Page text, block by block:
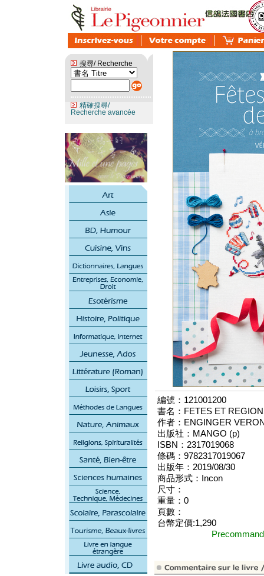
搜尋/ Recherche
精確搜尋/
Recherche avancée
編號：121001200
書名：FETES ET
作者：ENGINGER
出版社：MANGO (p)
ISBN：2317019068
條碼：9782317019067
出版年：2019/08/30
商品形式：Incon
尺寸：
重量：0
頁數：
台幣定價:1,290